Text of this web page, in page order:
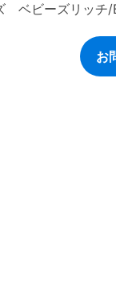
ベビーズリッ
お